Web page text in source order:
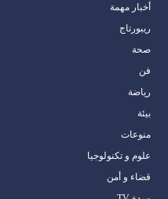
أخبار مهمة
ريبورتاج
صحة
فن
رياضة
بيئة
منوعات
علوم و تكنولوجيا
قضاء و أمن